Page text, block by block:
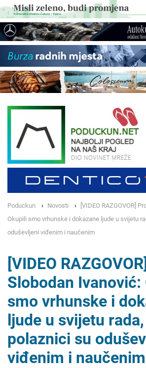
Poduckun Novosti
[VIDEO RAZGOVOR]
Okupili smo vrhunske i dokazane ljude u svijetu
oduševljeni viđenim i naučenim
[VIDEO
Slobodan Ivanović:
smo vrhunske i
ljude u svijetu
polaznici su
viđenim i naučenim